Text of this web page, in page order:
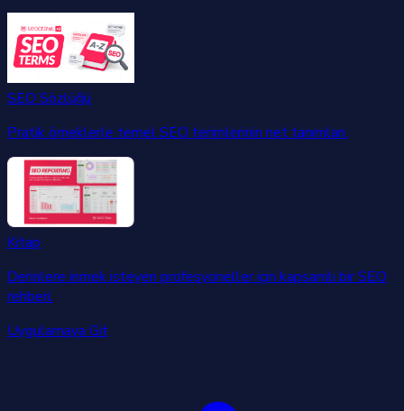
SEO Sözlüğü
Pratik örneklerle temel SEO terimlerinin net tanımları.
Kitap
Derinlere inmek isteyen profesyoneller için kapsamlı bir SEO
rehberi.
Uygulamaya Git